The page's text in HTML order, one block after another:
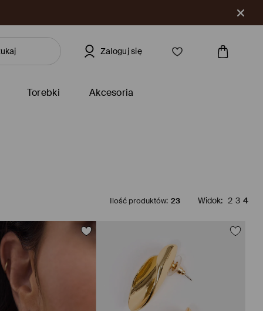
Zaloguj się
Torebki Akcesoria
Ilość produktów: 23 Widok: 2 3 4